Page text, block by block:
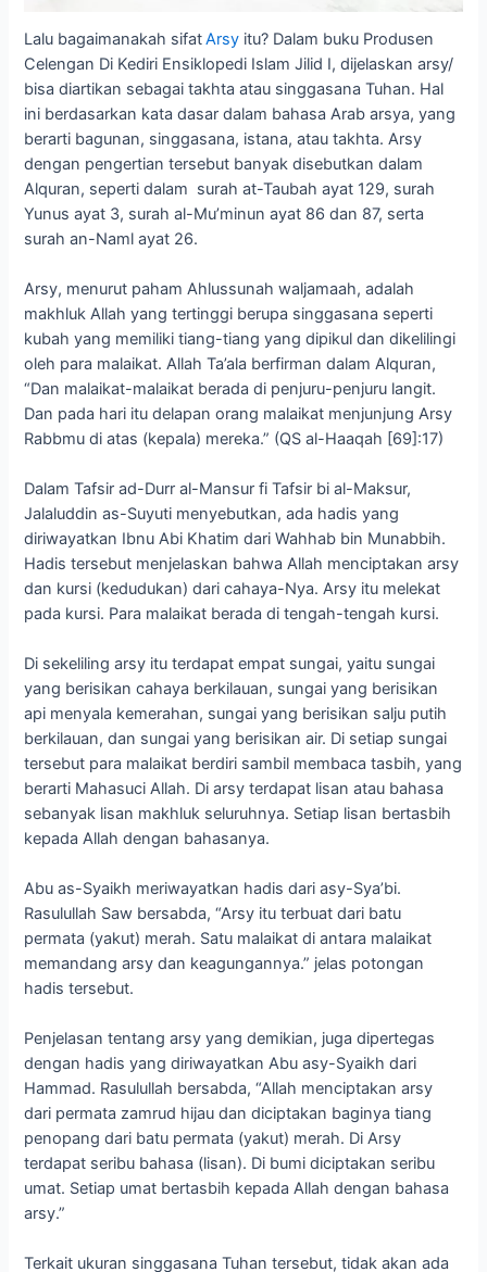
Lalu bagaimanakah sifatArsy itu? Dalam buku Produsen
Celengan Di Kediri Ensiklopedi Islam Jilid I, dijelaskan arsy/
bisa diartikan sebagai takhta atau singgasana Tuhan. Hal
ini berdasarkan kata dasar dalam bahasa Arab arsya, yang
berarti bagunan, singgasana, istana, atau takhta. Arsy
dengan pengertian tersebut banyak disebutkan dalam
Alquran, seperti dalam surah at-Taubah ayat 129, surah
Yunus ayat 3, surah al-Mu’minun ayat 86 dan 87, serta
surah an-Naml ayat 26.
Arsy, menurut paham Ahlussunah waljamaah, adalah
makhluk Allah yang tertinggi berupa singgasana seperti
kubah yang memiliki tiang-tiang yang dipikul dan dikelilingi
oleh para malaikat. Allah Ta’ala berfirman dalam Alquran,
“Dan malaikat-malaikat berada di penjuru-penjuru langit.
Dan pada hari itu delapan orang malaikat menjunjung Arsy
Rabbmu di atas (kepala) mereka.” (QS al-Haaqah [69]:17)
Dalam Tafsir ad-Durr al-Mansur fi Tafsir bi al-Maksur,
Jalaluddin as-Suyuti menyebutkan, ada hadis yang
diriwayatkan Ibnu Abi Khatim dari Wahhab bin Munabbih.
Hadis tersebut menjelaskan bahwa Allah menciptakan arsy
dan kursi (kedudukan) dari cahaya-Nya. Arsy itu melekat
pada kursi. Para malaikat berada di tengah-tengah kursi.
Di sekeliling arsy itu terdapat empat sungai, yaitu sungai
yang berisikan cahaya berkilauan, sungai yang berisikan
api menyala kemerahan, sungai yang berisikan salju putih
berkilauan, dan sungai yang berisikan air. Di setiap sungai
tersebut para malaikat berdiri sambil membaca tasbih, yang
berarti Mahasuci Allah. Di arsy terdapat lisan atau bahasa
sebanyak lisan makhluk seluruhnya. Setiap lisan bertasbih
kepada Allah dengan bahasanya.
Abu as-Syaikh meriwayatkan hadis dari asy-Sya’bi.
Rasulullah Saw bersabda, “Arsy itu terbuat dari batu
permata (yakut) merah. Satu malaikat di antara malaikat
memandang arsy dan keagungannya.” jelas potongan
hadis tersebut.
Penjelasan tentang arsy yang demikian, juga dipertegas
dengan hadis yang diriwayatkan Abu asy-Syaikh dari
Hammad. Rasulullah bersabda, “Allah menciptakan arsy
dari permata zamrud hijau dan diciptakan baginya tiang
penopang dari batu permata (yakut) merah. Di Arsy
terdapat seribu bahasa (lisan). Di bumi diciptakan seribu
umat. Setiap umat bertasbih kepada Allah dengan bahasa
arsy.”
Terkait ukuran singgasana Tuhan tersebut, tidak akan ada